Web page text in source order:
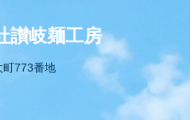
讃岐麺工房
町773番地